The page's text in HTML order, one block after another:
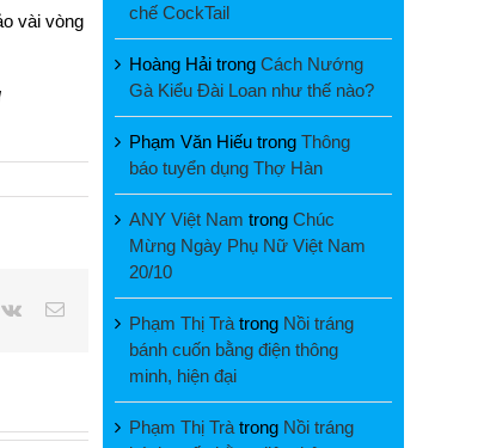
vài vòng
Vk Email
chế CockTail
Hoàng Hải trong Cách Nướng
Gà Kiểu Đài Loan như thế nào?
Phạm Văn Hiếu trong Thông
báo tuyển dụng Thợ Hàn
ANY Việt Nam trong Chúc
Mừng Ngày Phụ Nữ Việt Nam
20/10
Phạm Thị Trà trong Nồi tráng
bánh cuốn bằng điện thông
minh, hiện đại
Phạm Thị Trà trong Nồi tráng